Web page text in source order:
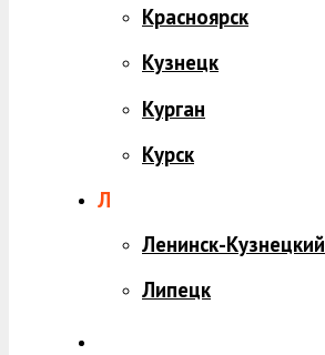
Красноярск
Кузнецк
Курган
Курск
Л
Ленинск-Кузнецкий
Липецк